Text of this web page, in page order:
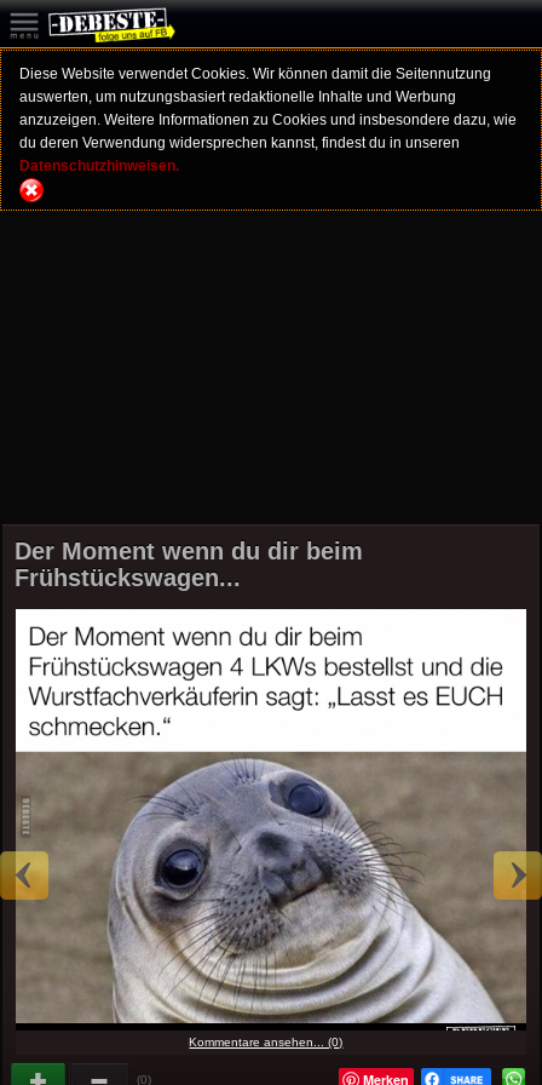
Diese Website verwendet Cookies. Wir können damit die Seitennutzung
auswerten, um nutzungsbasiert redaktionelle Inhalte und Werbung
anzuzeigen. Weitere Informationen zu Cookies und insbesondere dazu, wie
du deren Verwendung widersprechen kannst, findest du in unseren
Datenschutzhinweisen.
Der Moment wenn du dir beim
Frühstückswagen...
Kommentare ansehen... (0)
(0) Merken